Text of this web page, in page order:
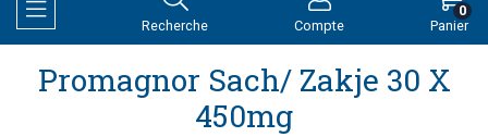
Afficher la navigation
Recherche Compte Panier
0
Promagnor Sach/ Zakje 30 X
450mg